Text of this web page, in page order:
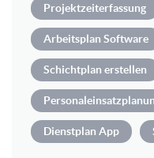
Projektzeiterfassung
Arbeitsplan Software
Schichtplan erstellen
Dienstplan App